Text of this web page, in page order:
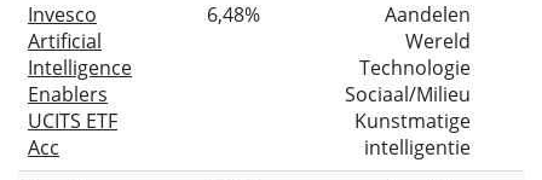
Invesco
Artificial
Intelligence
Enablers
UCITS ETF
Acc
6,48%
Aandelen
Wereld
Technologie
Sociaal/Milieu
Kunstmatige
intelligentie